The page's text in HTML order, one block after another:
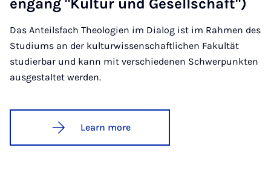
engang "Kul­tur und Gesell­schaft")
Das Anteilsfach Theologien im Dialog ist im Rahmen des
Studiums an der kulturwissenschaftlichen Fakultät
studierbar und kann mit verschiedenen Schwerpunkten
ausgestaltet werden.
Learn more